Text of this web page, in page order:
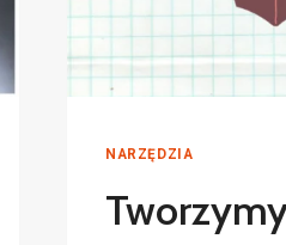
NARZĘDZIA